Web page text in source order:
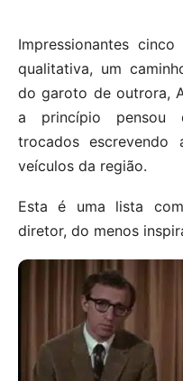
Impressionantes
qualitativa, um
do garoto de outrora,
a princípio pensou
trocados escrevendo
veículos da região.
Esta é uma lista
diretor, do menos